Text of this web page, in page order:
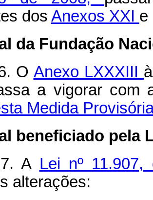
dos Anexos XXI e
da Fundação
O Anexo LXXXIII
a vigorar com
Medida
beneficiado pela
A Lei nº
alterações: